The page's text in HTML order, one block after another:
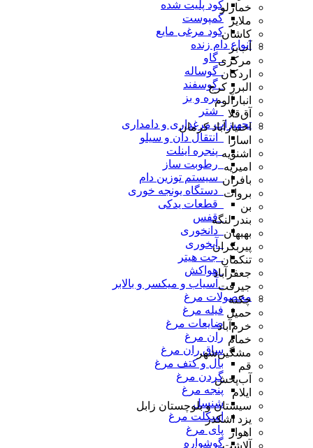
کود پلیت شده
کمپوست
کود مرغی مایع
انواع دام زنده
_گاو
_گوساله
_گوسفند
_بره و بز
_شتر
تجهیزات مرغداری و دامداری
_انتقال دان و سیلو
_پنجره اینلت
_رطوبت ساز
_سیستم توزین دام
_دستگاه یونجه خوری
_قطعات یدکی
_قفس
_دانخوری
_آبخوری
_جت هیتر
_هواکش
_آسیاب و میکسر و بالابر
محصولات مرغ
فیله مرغ
ضایعات مرغ
ران مرغ
ساق ران مرغ
بال و کتف مرغ
گردن مرغ
پنجه مرغ
شنسل
اسکلت مرغ
پای مرغ
گوشواره
خمارلو
ملایر
کاشان
آب‌بر
مرکزی
اردکان
البرز کرج
انبارآلوم
آق‌قلا
اختیارآباد کرمان
اسارا
اشنویه
امیریه
بافران
بروات
بن
بندر لنگه
بهبهان
پیربکران
تنکمان
جعفرآباد
جیرفت
چکنه
حمیل
خرم‌آباد
خمام
مشگین‌شهر
قم
آب‌پخش
ایلام
سیستان و بلوچستان زابل
یزد اشکذر
اهواز